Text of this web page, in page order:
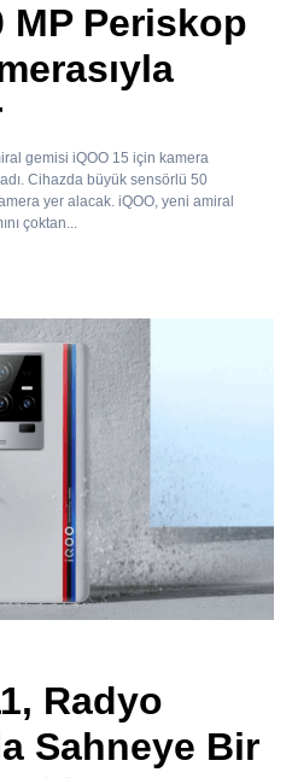
MP Periskop
gemisi iQOO 15 için kamera
Cihazda büyük sensörlü 50
yer alacak. iQOO, yeni amiral
çoktan...
Radyo
Sahneye Bir